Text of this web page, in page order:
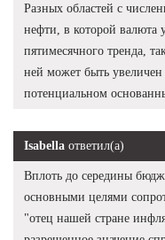
Разных областей с
нефти, в которой валюта
пятимесячного тренда,
ней может быть
потенциальном
Isabella ответил(а)
Вплоть до середины
основными целями
"отец нашей стране